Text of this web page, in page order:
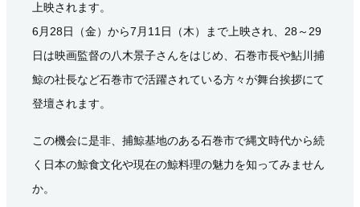
上映されます。
6月28日（金）から7月11日（木）まで上映され、28～29
日は映画監督の八木景子さんをはじめ、石巻市長や鮎川捕
鯨の社長など石巻市で活躍されている方々が舞台挨拶にて
登壇されます。
この機会に是非、捕鯨基地のある石巻市で縄文時代から続
く日本の鯨食文化や現在の鯨料理の魅力を知ってみません
か。